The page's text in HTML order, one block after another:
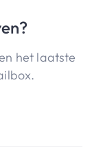
het laatste